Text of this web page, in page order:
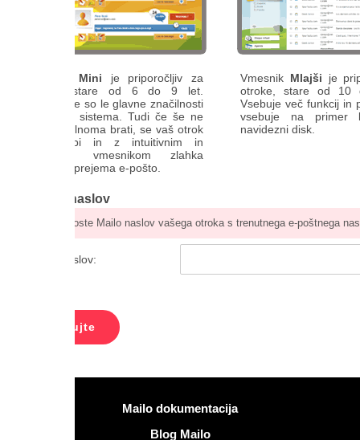
je priporočljiv za
od 6 do 9 let.
so le glavne značilnosti
sistema. Tudi če še ne
brati, se vaš otrok
in z intuitivnim in
vmesnikom zlahka
e-pošto.
Vmesnik Mlajšije priporočljiv za
otroke, stare od 10 do 14 let.
Vsebuje več funkcij in poleg pošte
vsebuje na primer koledar in
navidezni disk.
Mailo naslov vašega otroka s trenutnega e-poštnega naslova.
Mailo dokumentacija